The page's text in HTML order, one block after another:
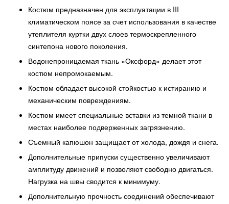
Костюм предназначен для эксплуатации в III
климатическом поясе за счет использования в качестве
утеплителя куртки двух слоев термоскрепленного
синтепона нового поколения.
Водонепроницаемая ткань «Оксфорд» делает этот
костюм непромокаемым.
Костюм обладает высокой стойкостью к истиранию и
механическим повреждениям.
Костюм имеет специальные вставки из темной ткани в
местах наиболее подверженных загрязнению.
Съемный капюшон защищает от холода, дождя и снега.
Дополнительные припуски существенно увеличивают
амплитуду движений и позволяют свободно двигаться.
Нагрузка на швы сводится к минимуму.
Дополнительную прочность соединений обеспечивают